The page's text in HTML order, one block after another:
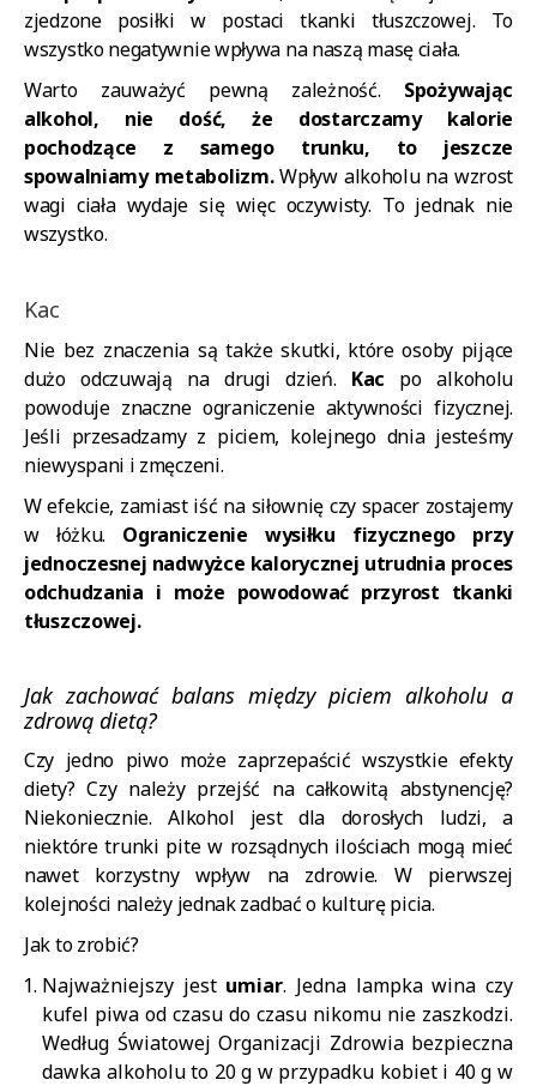
zjedzone posiłki w postaci tkanki tłuszczowej. To
wszystko negatywnie wpływa na naszą masę ciała.
Warto zauważyć pewną zależność. Spożywając
alkohol, nie dość, że dostarczamy kalorie
pochodzące z samego trunku, to jeszcze
spowalniamy metabolizm.Wpływ alkoholu na wzrost
wagi ciała wydaje się więc oczywisty. To jednak nie
wszystko.
Kac
Nie bez znaczenia są także skutki, które osoby pijące
dużo odczuwają na drugi dzień. Kac po alkoholu
powoduje znaczne ograniczenie aktywności fizycznej.
Jeśli przesadzamy z piciem, kolejnego dnia jesteśmy
niewyspani i zmęczeni.
W efekcie, zamiast iść na siłownię czy spacer zostajemy
w łóżku. Ograniczenie wysiłku fizycznego przy
jednoczesnej nadwyżce kalorycznej utrudnia proces
odchudzania i może powodować przyrost tkanki
tłuszczowej.
Jak zachować balans między piciem alkoholu a
zdrową dietą?
Czy jedno piwo może zaprzepaścić wszystkie efekty
diety? Czy należy przejść na całkowitą abstynencję?
Niekoniecznie. Alkohol jest dla dorosłych ludzi, a
niektóre trunki pite w rozsądnych ilościach mogą mieć
nawet korzystny wpływ na zdrowie. W pierwszej
kolejności należy jednak zadbać o kulturę picia.
Jak to zrobić?
Najważniejszy jest umiar. Jedna lampka wina czy
kufel piwa od czasu do czasu nikomu nie zaszkodzi.
Według Światowej Organizacji Zdrowia bezpieczna
dawka alkoholu to 20 g w przypadku kobiet i 40 g w